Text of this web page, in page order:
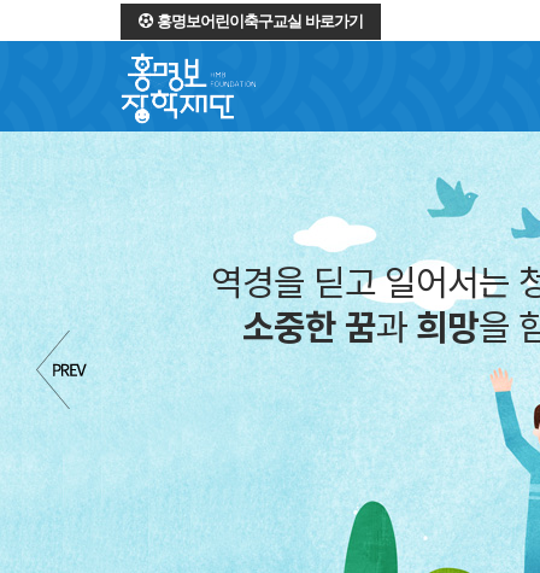
홍명보어린이축구교실 바로가기
역경을 딛고 일어서는
소중한 꿈과희망을